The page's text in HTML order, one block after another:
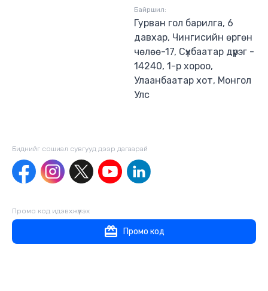
Байршил:
Гурван гол барилга, 6
давхар, Чингисийн өргөн
чөлөө-17, Сүхбаатар дүүрэг -
14240, 1-р хороо,
Улаанбаатар хот, Монгол
Улс
Биднийг сошиал сувгууд дээр дагаaрай
Промо код идэвхжүүлэх
Промо код